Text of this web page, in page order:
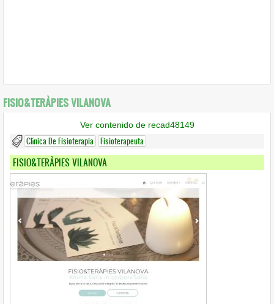
FISIO&TERÀPIES VILANOVA
Ver contenido de recad48149
Clínica De Fisioterapia Fisioterapeuta
FISIO&TERÀPIES VILANOVA